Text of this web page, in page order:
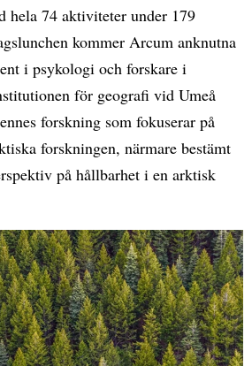
hela 74 aktiviteter under 179
kommer Arcum anknutna
i psykologi och forskare i
för geografi vid Umeå
forskning som fokuserar på
forskningen, närmare bestämt
på hållbarhet i en arktisk